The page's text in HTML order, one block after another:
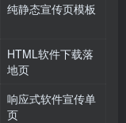
纯静态宣传页模板
HTML软件下载落
地页
响应式软件宣传单
页